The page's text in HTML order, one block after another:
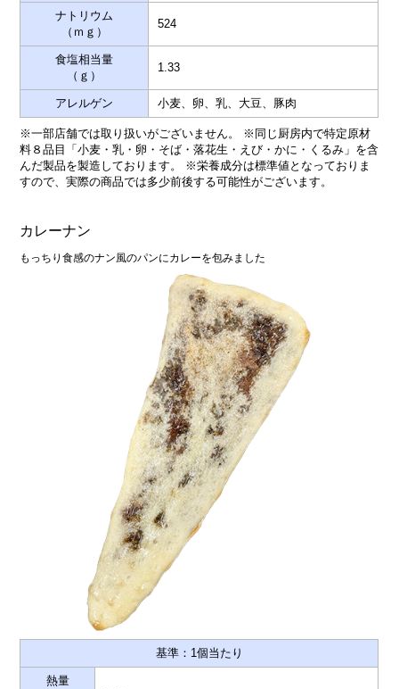
ナトリウム
（ｍｇ）
524
食塩相当量
（ｇ）
1.33
アレルゲン 小麦、卵、乳、大豆、豚肉
※一部店舗では取り扱いがございません。 ※同じ厨房内で特定原材
料８品目「小麦・乳・卵・そば・落花生・えび・かに・くるみ」を含
んだ製品を製造しております。 ※栄養成分は標準値となっておりま
すので、実際の商品では多少前後する可能性がございます。
カレーナン
もっちり食感のナン風のパンにカレーを包みました
基準：1個当たり
熱量